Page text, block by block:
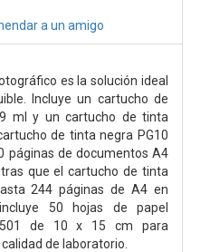
a un amigo
es la solución ideal
Incluye un cartucho de
ml y un cartucho de tinta
de tinta negra PG10
páginas de documentos A4
que el cartucho de tinta
244 páginas de A4 en
50 hojas de papel
501 de 10 x 15 cm para
de laboratorio.